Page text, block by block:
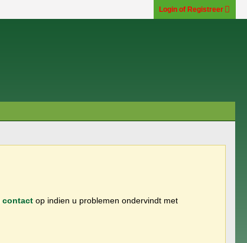
Login of Registreer
contact op indien u problemen ondervindt met